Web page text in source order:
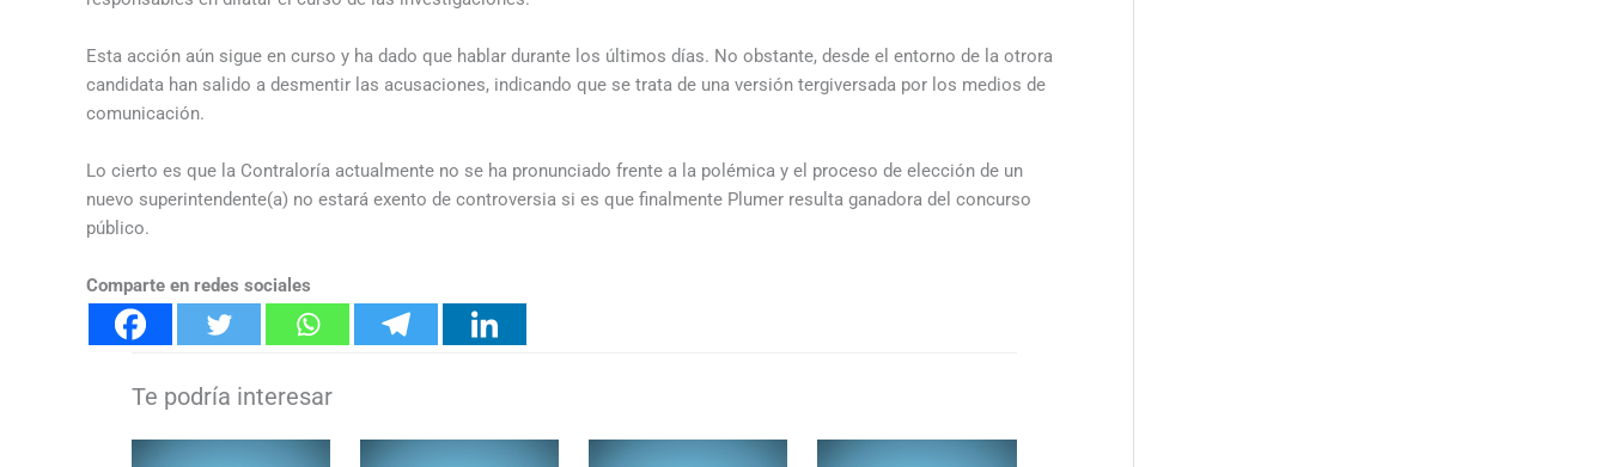
Esta acción aún sigue en curso y ha dado que hablar durante los últimos días. No obstante, desde el entorno de la otrora
candidata han salido a desmentir las acusaciones, indicando que se trata de una versión tergiversada por los medios de
comunicación.
Lo cierto es que la Contraloría actualmente no se ha pronunciado frente a la polémica y el proceso de elección de un
nuevo superintendente(a) no estará exento de controversia si es que finalmente Plumer resulta ganadora del concurso
público.
Comparte en redes sociales